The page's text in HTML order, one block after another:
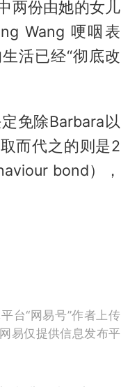
两份由她的女儿
Wang 哽咽表
活已经“彻底改
免除Barbara以
而代之的则是2
bond），
台“网易号”作者上传
易仅提供信息发布平